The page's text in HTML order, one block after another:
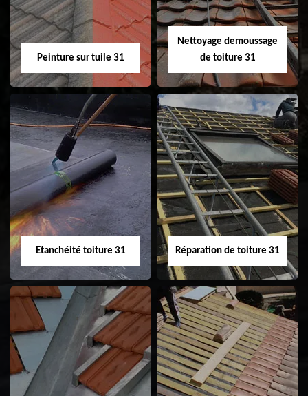
façade 31
Peinture sur tuile 31
Peinture sur tuile
31
Nettoyage demoussage
de toiture 31
Nettoyage
demoussage de
toiture 31
Etanchéité toiture 31
Etanchéité toiture
31
Réparation de toiture 31
Réparation de
toiture 31